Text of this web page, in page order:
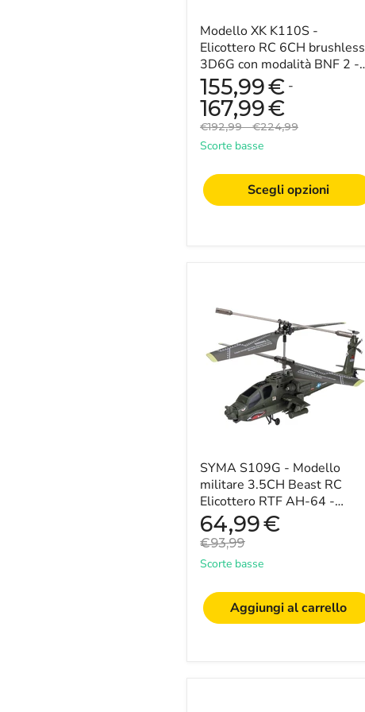
-
Compatibile
con
FUTABA
S-
FHSS
per
hobbisti
accaniti
Modello XK K110S -
Elicottero RC 6CH brushless
3D6G con modalità BNF 2 -
Compatibile con FUTABA S-
FHSS per hobbisti a...
155,99€ -
167,99€
Prezzo
originale
€192,99 -Prezzo
€224,99
Scorte basse
Scegli opzioni
militare
3.5CH
Beast
Elicottero
Giocattolo
perfetto
per
bambini
per
azioni
volo
SYMA S109G - Modello
militare 3.5CH Beast RC
Elicottero RTF AH-64 -
Giocattolo perfetto per
bambini per azioni di vol...
Prezzo
attuale
64,99€
Prezzo
originale
€93,99
Scorte basse
Aggiungi al carrello